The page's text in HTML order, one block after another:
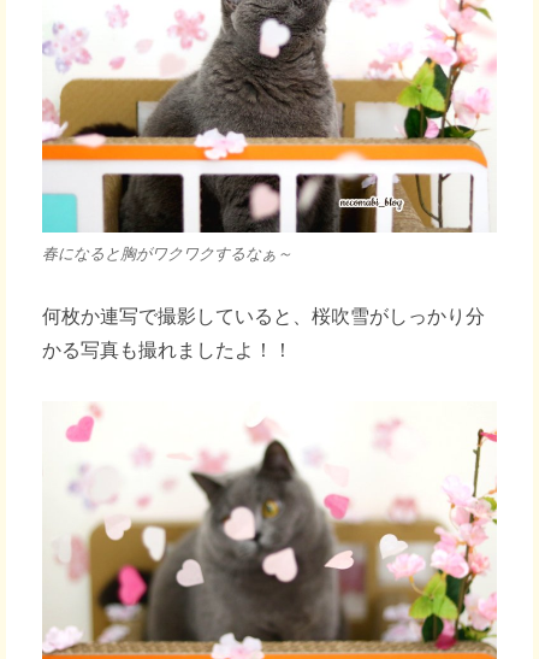
春になると胸がワクワクするなぁ～
何枚か連写で撮影していると、桜吹雪がしっかり分
かる写真も撮れましたよ！！